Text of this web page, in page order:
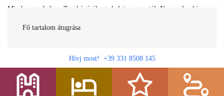
Fő tartalom átugrása
Minden egy helyen Toszkánáról egy helyi magyartól. Nemcsak a híres
gasztronomia....
Hívj most! +39 331 8508 145